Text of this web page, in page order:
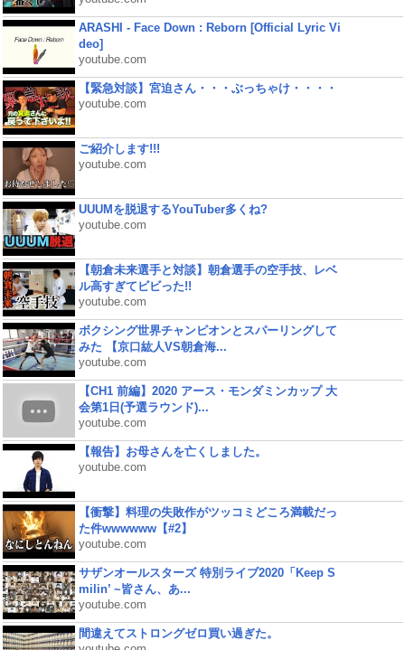
ARASHI - Face Down : Reborn [Official Lyric Vi
deo]
youtube.com
【緊急対談】宮迫さん・・・ぶっちゃけ・・・・
youtube.com
ご紹介します!!!
youtube.com
UUUMを脱退するYouTuber多くね?
youtube.com
【朝倉未来選手と対談】朝倉選手の空手技、レベ
ル高すぎてビビった!!
youtube.com
ボクシング世界チャンピオンとスパーリングして
みた 【京口紘人VS朝倉海...
youtube.com
【CH1 前編】2020 アース・モンダミンカップ 大
会第1日(予選ラウンド)...
youtube.com
【報告】お母さんを亡くしました。
youtube.com
【衝撃】料理の失敗作がツッコミどころ満載だっ
た件wwwwww【#2】
youtube.com
サザンオールスターズ 特別ライブ2020「Keep S
milin’ ~皆さん、あ...
youtube.com
間違えてストロングゼロ買い過ぎた。